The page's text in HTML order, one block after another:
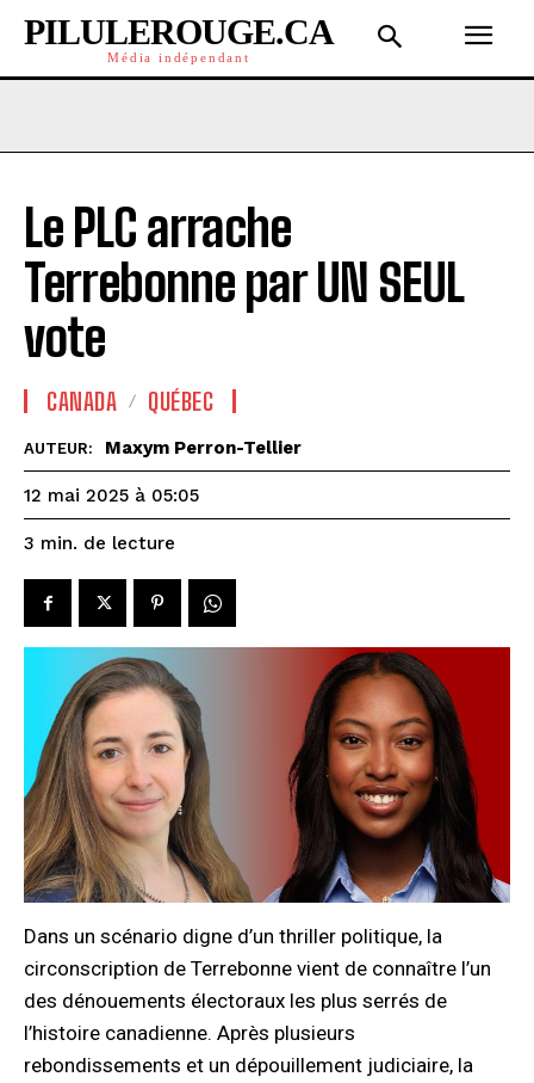
PILULEROUGE.CA
Média indépendant
Le PLC arrache
Terrebonne par UN SEUL
vote
CANADA QUÉBEC
AUTEUR: Maxym Perron-Tellier
12 mai 2025 à 05:05
3 min. de lecture
Dans un scénario digne d’un thriller politique, la
circonscription de Terrebonne vient de connaître l’un
des dénouements électoraux les plus serrés de
l’histoire canadienne. Après plusieurs
rebondissements et un dépouillement judiciaire, la